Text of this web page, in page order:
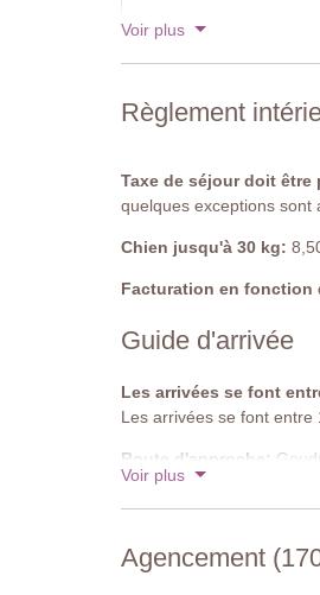
Mobilier de piscine :
Nettoyée : au chlore
19 Déc - 02 Jan
Voir plus
Règlement
Taxe de séjour doit être
quelques exceptions sont
Chien jusqu'à 30 kg:
Facturation en fonction
Guide d'arrivée
Les arrivées se font
Les arrivées se font entre
Route d'approche:
Voir plus
Agencement